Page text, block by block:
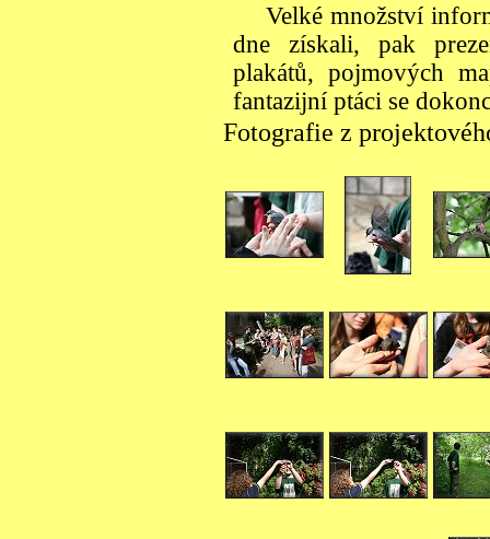
Velké množství
dne získali, pak
plakátů, pojmových
fantazijní ptáci se
Fotografie z